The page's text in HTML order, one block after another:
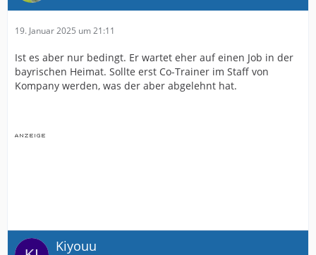
19. Januar 2025 um 21:11
Ist es aber nur bedingt. Er wartet eher auf einen Job in der
bayrischen Heimat. Sollte erst Co-Trainer im Staff von
Kompany werden, was der aber abgelehnt hat.
Kiyouu